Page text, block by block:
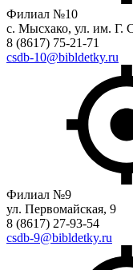
Филиал №10
с. Мысхако, ул. им. Г.
8 (8617) 75-21-71
csdb-10@bibldetky.ru
Филиал №9
ул. Первомайская, 9
8 (8617) 27-93-54
csdb-9@bibldetky.ru